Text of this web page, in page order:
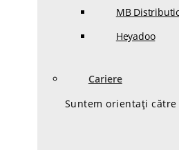
MB
Heyadoo
Cariere
Suntem orientați